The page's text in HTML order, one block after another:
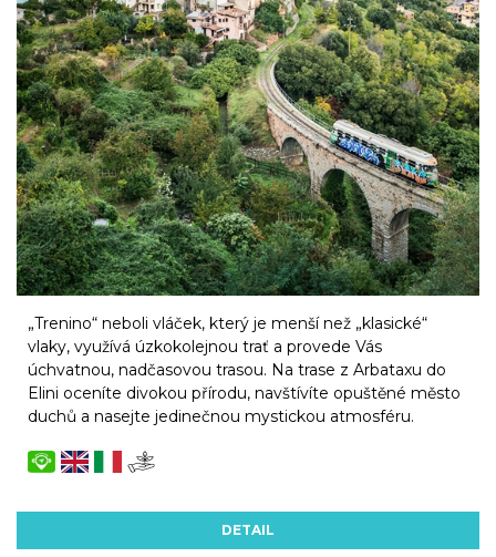
„Trenino“ neboli vláček, který je menší než „klasické“
vlaky, využívá úzkokolejnou trať a provede Vás
úchvatnou, nadčasovou trasou. Na trase z Arbataxu do
Elini oceníte divokou přírodu, navštívíte opuštěné město
duchů a nasejte jedinečnou mystickou atmosféru.
DETAIL